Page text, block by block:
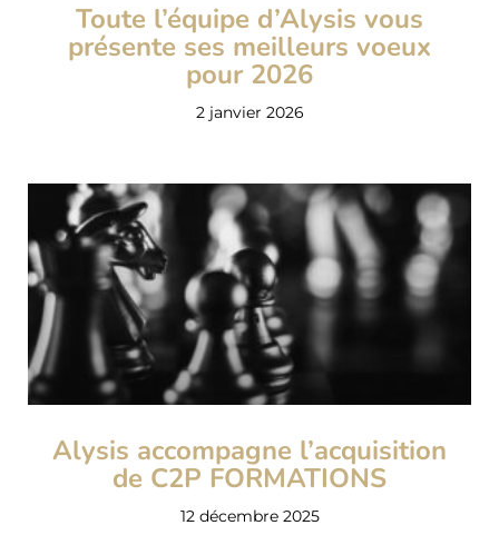
Toute l’équipe d’Alysis vous
présente ses meilleurs voeux
pour 2026
2 janvier 2026
Alysis accompagne l’acquisition
de C2P FORMATIONS
12 décembre 2025